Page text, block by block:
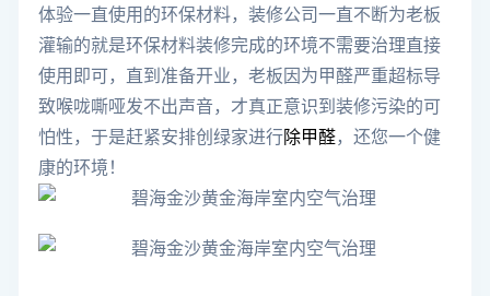
体验一直使用的环保材料，装修公司一直不断为老板
灌输的就是环保材料装修完成的环境不需要治理直接
使用即可，直到准备开业，老板因为甲醛严重超标导
致喉咙嘶哑发不出声音，才真正意识到装修污染的可
怕性，于是赶紧安排创绿家进行除甲醛，还您一个健
康的环境！